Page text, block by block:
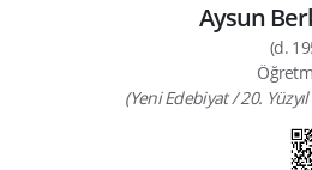
Aysun
(d.
(Yeni Edebiyat / 20.